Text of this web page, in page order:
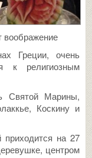
воображение
Греции, очень
к религиозным
Святой Марины,
Коскину и
приходится на 27
центром